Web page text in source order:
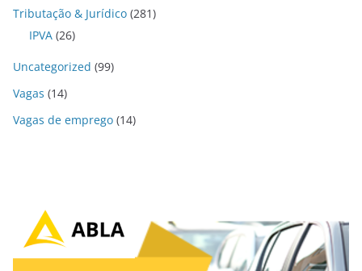
Tributação & Jurídico (281)
IPVA (26)
Uncategorized (99)
Vagas (14)
Vagas de emprego (14)